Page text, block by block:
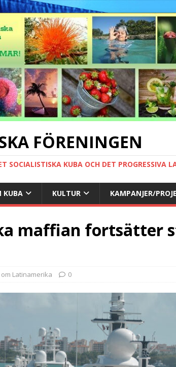
FÖRENINGEN
SOCIALISTISKA KUBA OCH DET PROGRESSIVA
KUBA KULTUR KAMPANJER/
maffian fortsätter
Latinamerika 0